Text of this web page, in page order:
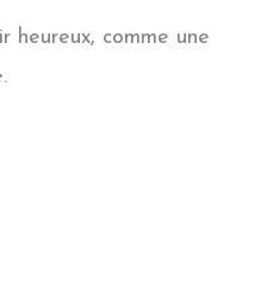
heureux, comme une